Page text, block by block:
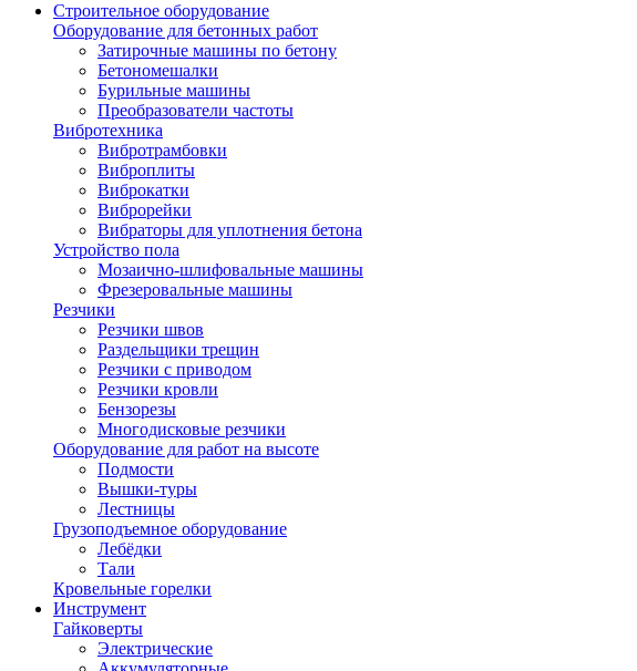
Строительное оборудование
Оборудование для бетонных работ
Затирочные машины по бетону
Бетономешалки
Бурильные машины
Преобразователи частоты
Вибротехника
Вибротрамбовки
Виброплиты
Виброкатки
Виброрейки
Вибраторы для уплотнения бетона
Устройство пола
Мозаично-шлифовальные машины
Фрезеровальные машины
Резчики
Резчики швов
Раздельщики трещин
Резчики с приводом
Резчики кровли
Бензорезы
Многодисковые резчики
Оборудование для работ на высоте
Подмости
Вышки-туры
Лестницы
Грузоподъемное оборудование
Лебёдки
Тали
Кровельные горелки
Инструмент
Гайковерты
Электрические